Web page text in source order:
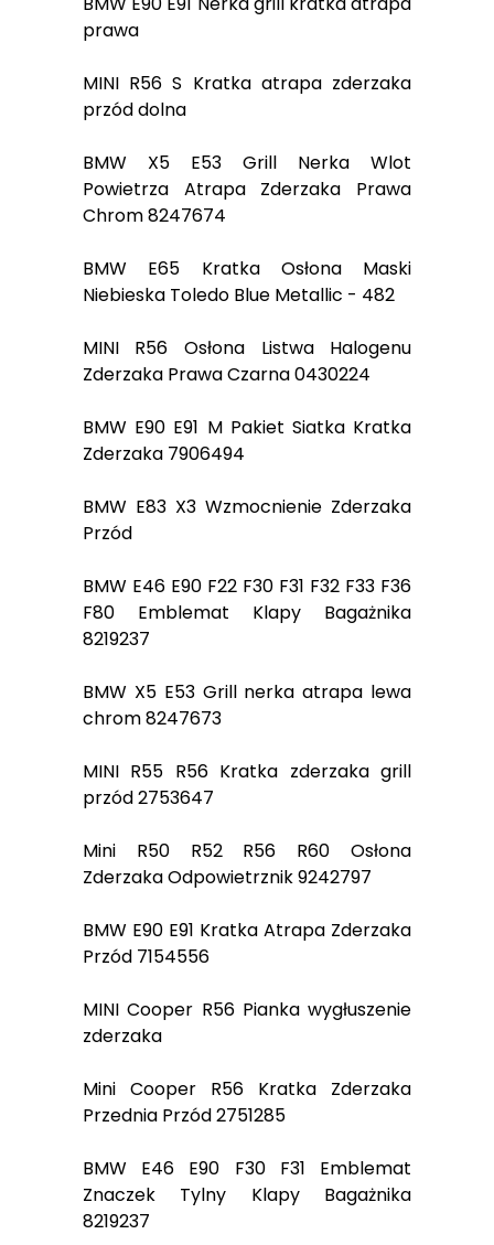
prawa
MINI R56 S Kratka atrapa zderzaka
przód dolna
BMW X5 E53 Grill Nerka Wlot
Powietrza Atrapa Zderzaka Prawa
Chrom 8247674
BMW E65 Kratka Osłona Maski
Niebieska Toledo Blue Metallic - 482
MINI R56 Osłona Listwa Halogenu
Zderzaka Prawa Czarna 0430224
BMW E90 E91 M Pakiet Siatka Kratka
Zderzaka 7906494
BMW E83 X3 Wzmocnienie Zderzaka
Przód
BMW E46 E90 F22 F30 F31 F32 F33 F36
F80 Emblemat Klapy Bagażnika
8219237
BMW X5 E53 Grill nerka atrapa lewa
chrom 8247673
MINI R55 R56 Kratka zderzaka grill
przód 2753647
Mini R50 R52 R56 R60 Osłona
Zderzaka Odpowietrznik 9242797
BMW E90 E91 Kratka Atrapa Zderzaka
Przód 7154556
MINI Cooper R56 Pianka wygłuszenie
zderzaka
Mini Cooper R56 Kratka Zderzaka
Przednia Przód 2751285
BMW E46 E90 F30 F31 Emblemat
Znaczek Tylny Klapy Bagażnika
8219237